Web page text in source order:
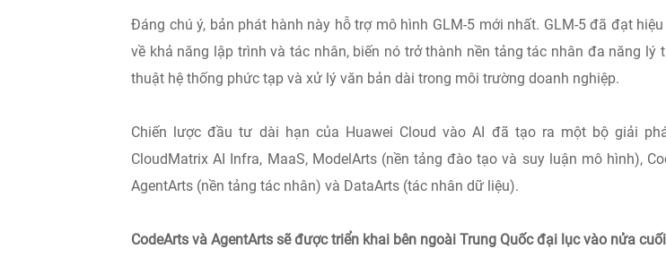
Đáng chú ý, bản phát hành này hỗ trợ mô hình GLM-5 mới nhất. GLM-5 đã đạt
về khả năng lập trình và tác nhân, biến nó trở thành nền tảng tác nhân đa năng lý
thuật hệ thống phức tạp và xử lý văn bản dài trong môi trường doanh nghiệp.
Chiến lược đầu tư dài hạn của Huawei Cloud vào AI đã tạo ra một bộ giải
CloudMatrix AI Infra, MaaS, ModelArts (nền tảng đào tạo và suy luận mô hình),
AgentArts (nền tảng tác nhân) và DataArts (tác nhân dữ liệu).
CodeArts và AgentArts sẽ được triển khai bên ngoài Trung Quốc đại lục vào nửa